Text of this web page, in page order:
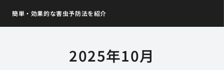
簡単・効果的な害虫予防法を紹介
2025年10月